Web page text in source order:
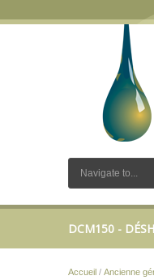
DCM150 -
Accueil / Ancienne